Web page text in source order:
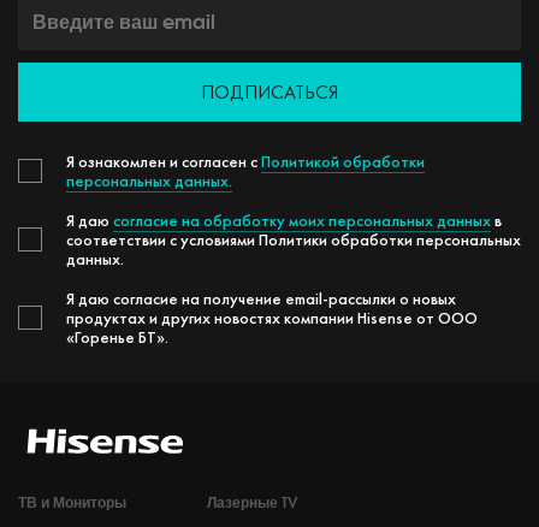
ПОДПИСАТЬСЯ
Я ознакомлен и согласен сПолитикой обработки
персональных данных.
Я даю согласие на обработку моих персональных данныхв
соответствии с условиями Политики обработки персональных
данных.
Я даю согласие на получение email-рассылки о новых
продуктах и других новостях компании Hisense от ООО
«Горенье БТ».
ТВ и Мониторы Лазерные TV